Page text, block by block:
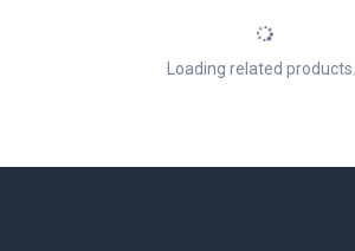
Loading related products...